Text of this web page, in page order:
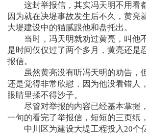
这封举报信，其实冯天明不用看都
因为就在决堤事故发生后不久，黄亮
大堤建设中的猫腻跟他和盘托出。
当时，冯天明就劝过黄亮，叫他
是时间仅仅过了两个多月，黄亮还是
报信。
虽然黄亮没有听冯天明的劝告，
还是觉得非常欣慰，因为他没看错人
眼睛里揉不得沙子。
尽管对举报的内容已经基本掌握
一句的看完了举报信，短短的三页纸
中川区为建设大堤工程投入20个